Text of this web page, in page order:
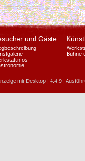
und Gäste
Bühne
mit Desktop | 4.4.9 |